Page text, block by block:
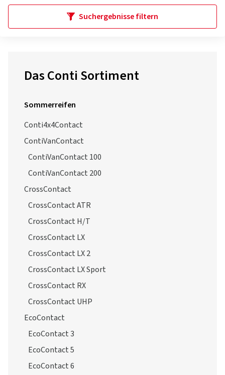
Suchergebnisse filtern
Das Conti Sortiment
Sommerreifen
Conti4x4Contact
ContiVanContact
ContiVanContact 100
ContiVanContact 200
CrossContact
CrossContact ATR
CrossContact H/T
CrossContact LX
CrossContact LX 2
CrossContact LX Sport
CrossContact RX
CrossContact UHP
EcoContact
EcoContact 3
EcoContact 5
EcoContact 6